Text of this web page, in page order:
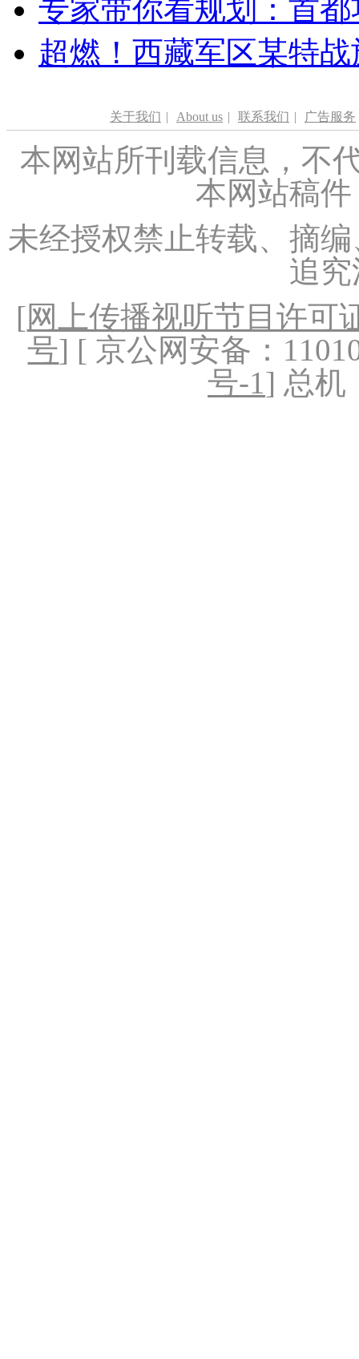
专家带你看规划：首
超燃！西藏军区某特
关于我们 | About us | 联系我们 | 广告服务
本网站所刊载信息，不
本网站稿
未经授权禁止转载、摘
追
[网上传播视听节目许可
号] [ 京公网安备：
号-1] 总机